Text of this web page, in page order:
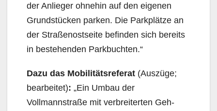
der Anlieger ohnehin auf den eigenen
Grundstücken parken. Die Parkplätze an
der Straßenostseite befinden sich bereits
in bestehenden Parkbuchten.“
Dazu das Mobilitätsreferat (Auszüge;
bearbeitet): „Ein Umbau der
Vollmannstraße mit verbreiterten Geh-